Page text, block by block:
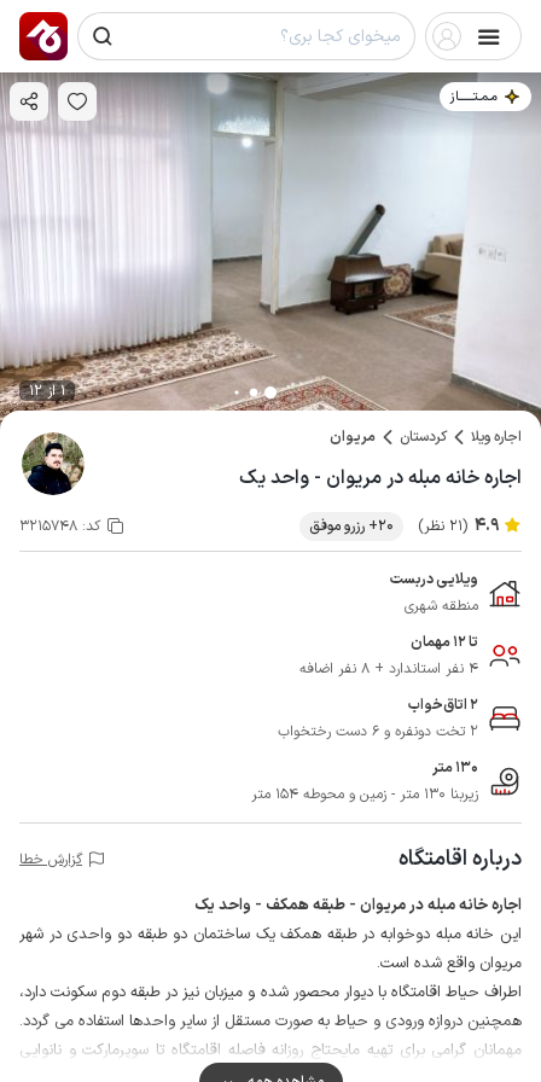
مـمـتــــــاز
1 از 12
اجاره ویلا کردستان مریوان
اجاره خانه مبله در مریوان - واحد یک
4.9 (21 نظر) 20+ رزرو موفق کد: 3215748
ویلایی دربست
منطقه شهری
تا 12 مهمان
4 نفر استاندارد + 8 نفر اضافه
2 اتاق‌خواب
2 تخت دونفره و 6 دست رختخواب
130 متر
زیربنا 130 متر - زمین و محوطه 154 متر
درباره اقامتگاه گزارش خطا
اجاره خانه مبله در مریوان - طبقه همکف - واحد یک
این خانه مبله دوخوابه در طبقه همکف یک ساختمان دو طبقه دو واحدی در شهر
مریوان واقع شده است.
اطراف حیاط اقامتگاه با دیوار محصور شده و میزبان نیز در طبقه دوم سکونت دارد،
همچنین دروازه ورودی و حیاط به صورت مستقل از سایر واحدها استفاده می گردد.
مهمانان گرامی برای تهیه مایحتاج روزانه فاصله اقامتگاه تا سوپرمارکت و نانوایی